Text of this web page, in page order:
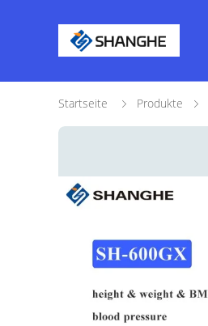
Startseite Produkte